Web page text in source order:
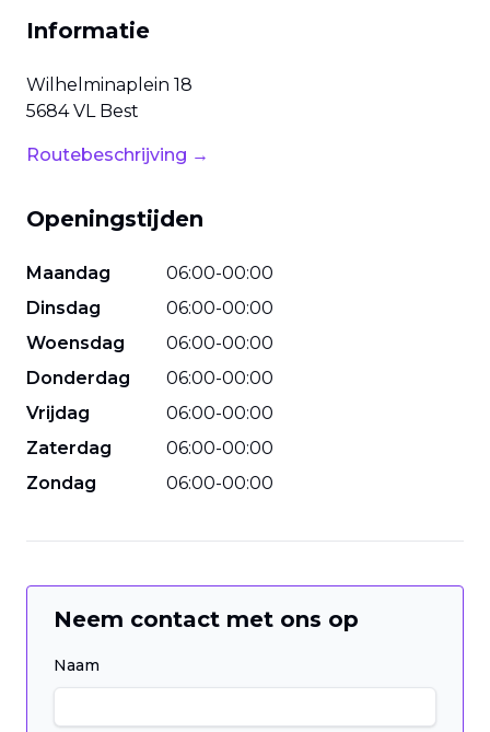
Informatie
Wilhelminaplein 18
5684 VL Best
Routebeschrijving →
Openingstijden
Maandag 06:00-00:00
Dinsdag
06:00-00:00
Woensdag
06:00-00:00
Donderdag
06:00-00:00
Vrijdag
06:00-00:00
Zaterdag
06:00-00:00
Zondag
06:00-00:00
Neem contact met ons op
Naam